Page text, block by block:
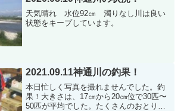
天気晴れ 水位92㎝ 濁りなし川は良い
状態をキープしています。
2021.09.11神通川の釣果！
本日忙しく写真を撮れませんでした。釣
果！大きさは、17㎝から20㎝位で30匹〜
50匹が平均でした。たくさんのおとり預